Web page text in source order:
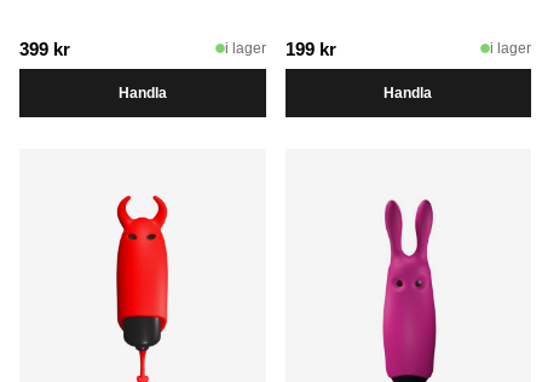
399 kr i lager
Handla
199 kr i lager
Handla